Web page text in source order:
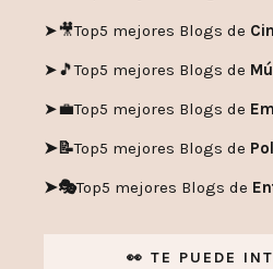
➤🎥Top5 mejores Blogs de
➤🎵Top5 mejores Blogs de
➤💼Top5 mejores Blogs de
➤📝Top5 mejores Blogs de
➤🎭Top5 mejores Blogs de
👀 TE PUEDE